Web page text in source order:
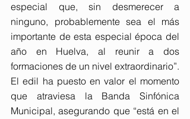
especial que, sin desmerecer a
ninguno, probablemente sea el más
importante de esta especial época del
año en Huelva, al reunir a dos
formaciones de un nivel extraordinario”.
El edil ha puesto en valor el momento
que atraviesa la Banda Sinfónica
Municipal, asegurando que “está en el